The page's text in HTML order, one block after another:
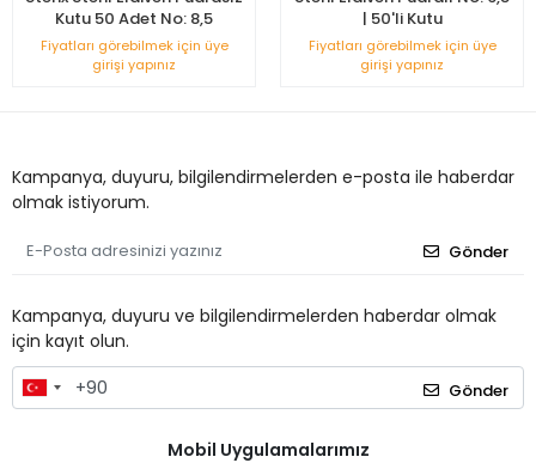
Kutu 50 Adet No: 8,5
Fiyatları görebilmek için üye
girişi yapınız
| 50'li Kutu
Fiyatları görebilmek için üye
girişi yapınız
Kampanya, duyuru, bilgilendirmelerden e-posta ile haberdar
olmak istiyorum.
Gönder
Kampanya, duyuru ve bilgilendirmelerden haberdar olmak
için kayıt olun.
Gönder
Mobil Uygulamalarımız